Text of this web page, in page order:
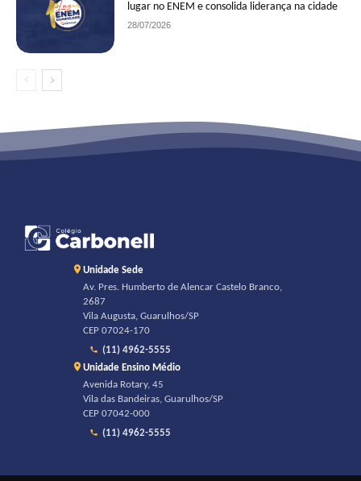
lugar no ENEM e consolida liderança na cidade
28/07/2026
Unidade Sede
Av. Pres. Humberto de Alencar Castelo Branco,
2687
Vila Augusta, Guarulhos/SP
CEP 07024-170
(11) 4962-5555
Unidade Ensino Médio
Avenida Rotary, 45
Vila das Bandeiras, Guarulhos/SP
CEP 07042-000
(11) 4962-5555